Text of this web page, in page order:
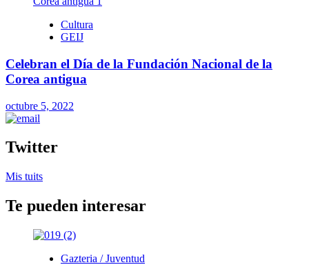
Cultura
GEIJ
Celebran el Día de la Fundación Nacional de la
Corea antigua
octubre 5, 2022
Twitter
Mis tuits
Te pueden interesar
Gazteria / Juventud